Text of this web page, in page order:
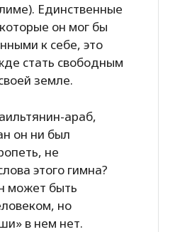
Единственные
он мог бы
к себе, это
стать свободным
земле.
араб,
он ни был
не
этого гимна?
может быть
но
в нем нет.